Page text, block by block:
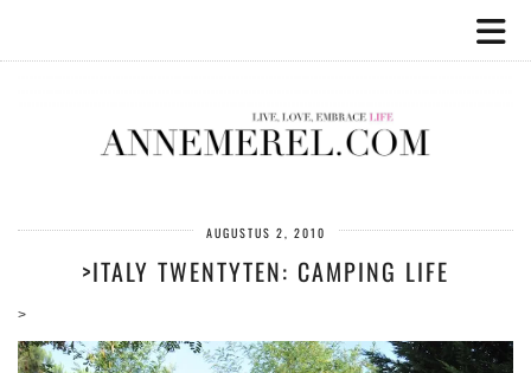
AUGUSTUS 2, 2010
>ITALY TWENTYTEN: CAMPING LIFE
>